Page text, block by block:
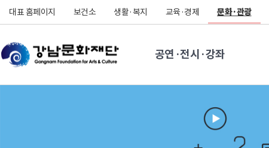
대표 홈페이지 보건소 생활·복지 교육·경제 문화·관광
공연·전시·강좌